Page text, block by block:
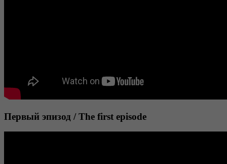
Первый эпизод / The first episode